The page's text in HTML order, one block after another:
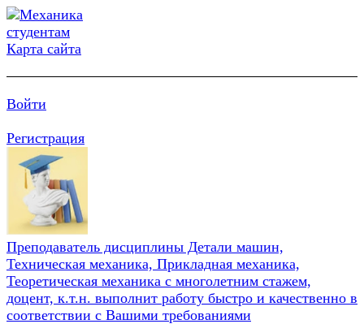
Карта сайта
Войти
Регистрация
Преподаватель дисциплины Детали машин,
Техническая механика, Прикладная механика,
Теоретическая механика с многолетним стажем,
доцент, к.т.н. выполнит работу быстро и качественно в
соответствии с Вашими требованиями